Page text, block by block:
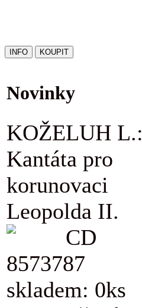
Novinky
KOŽELUH L.:
Kantáta pro
korunovaci
Leopolda II.
CD
8573787
skladem: 0ks